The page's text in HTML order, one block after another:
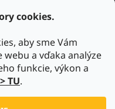
cookies.
aby sme Vám
a vďaka analýze
funkcie, výkon a
TU.